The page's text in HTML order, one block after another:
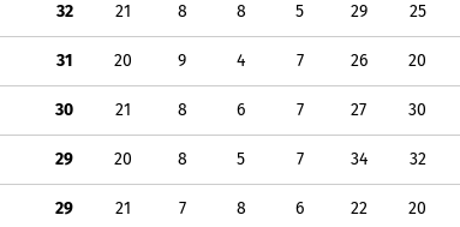
32 21 8 8 5 29 25
31 20 9 4 7 26 20
30 21 8 6 7 27 30
29 20 8 5 7 34 32
29 21 7 8 6 22 20